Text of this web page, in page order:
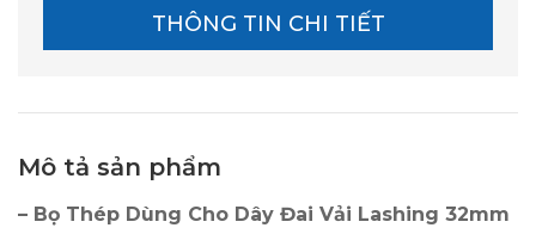
THÔNG TIN CHI TIẾT
Mô tả sản phẩm
– Bọ Thép Dùng Cho Dây Đai Vải Lashing 32mm